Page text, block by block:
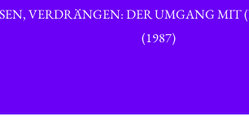
VERDRÄNGEN: DER UMGANG MIT
(1987)